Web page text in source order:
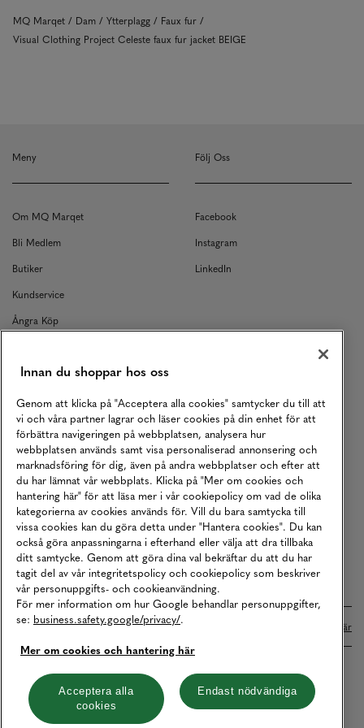
MQ Marqet Dam Ytterplagg
Faux fur
Visual Clothing Project Celeste faux fur jacket BEIGE
Meny
Om MQ Marqet
Bli Medlem
Butiker
Kundservice
Ångra Köp
Returer
Köpvillkor
Karriär
Vårt Ansvar
Våra Tjänster
Press
Studentrabatt
B2B
Tillgänglighetsredogörelse
Följ Oss
Facebook
Instagram
LinkedIn
Betalningar online sköts i samarbete med Klarna. Läs mer här
Cookies Integritetspolicy
Hantera cookies
Innan du shoppar hos oss
Genom att klicka på "Acceptera alla cookies" samtycker du till att
vi och våra partner lagrar och läser cookies på din enhet för att
förbättra navigeringen på webbplatsen, analysera hur
webbplatsen används samt visa personaliserad annonsering och
marknadsföring för dig, även på andra webbplatser och efter att
du har lämnat vår webbplats. Klicka på "Mer om cookies och
hantering här" för att läsa mer i vår cookiepolicy om vad de olika
kategorierna av cookies används för. Vill du bara samtycka till
vissa cookies kan du göra detta under "Hantera cookies". Du kan
också göra anpassningarna i efterhand eller välja att dra tillbaka
ditt samtycke. Genom att göra dina val bekräftar du att du har
tagit del av vår integritetspolicy och cookiepolicy som beskriver
vår personuppgifts- och cookieanvändning.
För mer information om hur Google behandlar personuppgifter,
se: business.safety.google/privacy/.
Mer om cookies och hantering här
Acceptera alla
cookies
Endast nödvändiga